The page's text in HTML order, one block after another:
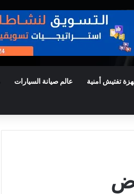
تفتيش أمنية عالم صيانة السيارات